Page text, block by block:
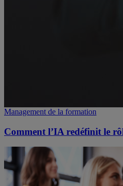
Management de la formation
Comment l’IA redéfinit le